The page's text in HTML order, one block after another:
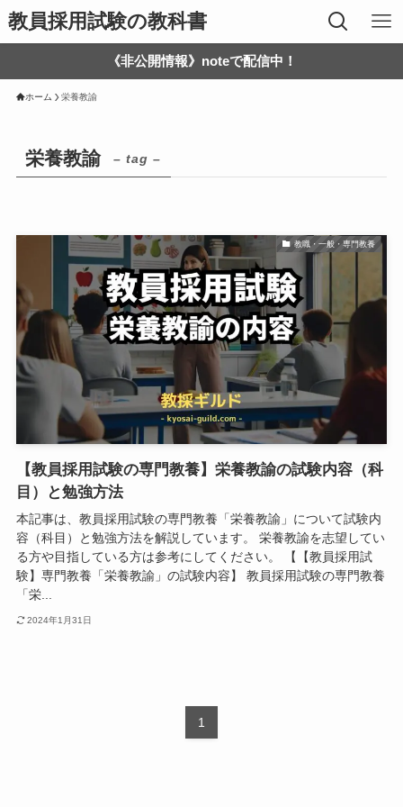
教員採用試験の教科書
《非公開情報》noteで配信中！
ホーム 栄養教諭
栄養教諭 – tag –
教職・一般・専門教養
【教員採用試験の専門教養】栄養教諭の試験内容（科
目）と勉強方法
本記事は、教員採用試験の専門教養「栄養教諭」について試験内
容（科目）と勉強方法を解説しています。 栄養教諭を志望してい
る方や目指している方は参考にしてください。 【【教員採用試
験】専門教養「栄養教諭」の試験内容】 教員採用試験の専門教養
「栄...
2024年1月31日
1